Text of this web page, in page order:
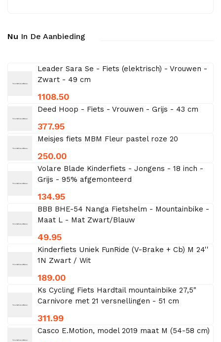
Nu In De Aanbieding
Leader Sara Se - Fiets (elektrisch) - Vrouwen -
Zwart - 49 cm
1108.50
Deed Hoop - Fiets - Vrouwen - Grijs - 43 cm
377.95
Meisjes fiets MBM Fleur pastel roze 20
250.00
Volare Blade Kinderfiets - Jongens - 18 inch -
Grijs - 95% afgemonteerd
134.95
BBB BHE-54 Nanga Fietshelm - Mountainbike -
Maat L - Mat Zwart/Blauw
49.95
Kinderfiets Uniek FunRide (V-Brake + Cb) M 24''
1N Zwart / Wit
189.00
Ks Cycling Fiets Hardtail mountainbike 27,5"
Carnivore met 21 versnellingen - 51 cm
311.99
Casco E.Motion, model 2019 maat M (54-58 cm)